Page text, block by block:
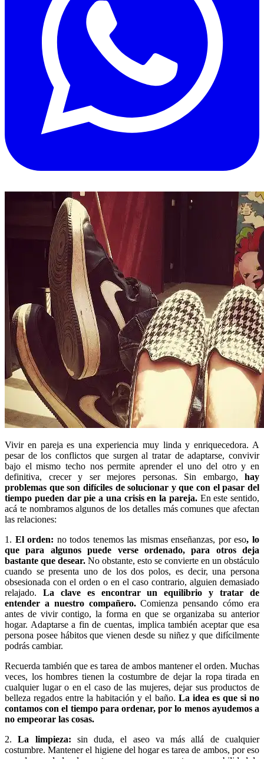
Vivir en pareja es una experiencia muy linda y enriquecedora. A
pesar de los conflictos que surgen al tratar de adaptarse, convivir
bajo el mismo techo nos permite aprender el uno del otro y en
definitiva, crecer y ser mejores personas. Sin embargo, hay
problemas que son difíciles de solucionar y que con el pasar del
tiempo pueden dar pie a una crisis en la pareja. En este sentido,
acá te nombramos algunos de los detalles más comunes que afectan
las relaciones:
1. El orden: no todos tenemos las mismas enseñanzas, por eso, lo
que para algunos puede verse ordenado, para otros deja
bastante que desear. No obstante, esto se convierte en un obstáculo
cuando se presenta uno de los dos polos, es decir, una persona
obsesionada con el orden o en el caso contrario, alguien demasiado
relajado. La clave es encontrar un equilibrio y tratar de
entender a nuestro compañero.Comienza pensando cómo era
antes de vivir contigo, la forma en que se organizaba su anterior
hogar. Adaptarse a fin de cuentas, implica también aceptar que esa
persona posee hábitos que vienen desde su niñez y que difícilmente
podrás cambiar.
Recuerda también que es tarea de ambos mantener el orden. Muchas
veces, los hombres tienen la costumbre de dejar la ropa tirada en
cualquier lugar o en el caso de las mujeres, dejar sus productos de
belleza regados entre la habitación y el baño. La idea es que si no
contamos con el tiempo para ordenar, por lo menos ayudemos a
no empeorar las cosas.
2.La limpieza: sin duda, el aseo va más allá de cualquier
costumbre. Mantener el higiene del hogar es tarea de ambos, por eso